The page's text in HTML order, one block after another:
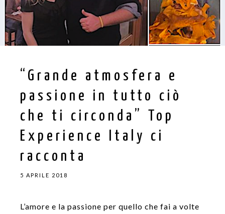
“Grande atmosfera e
passione in tutto ciò
che ti circonda” Top
Experience Italy ci
racconta
5 APRILE 2018
L’amore e la passione per quello che fai a volte